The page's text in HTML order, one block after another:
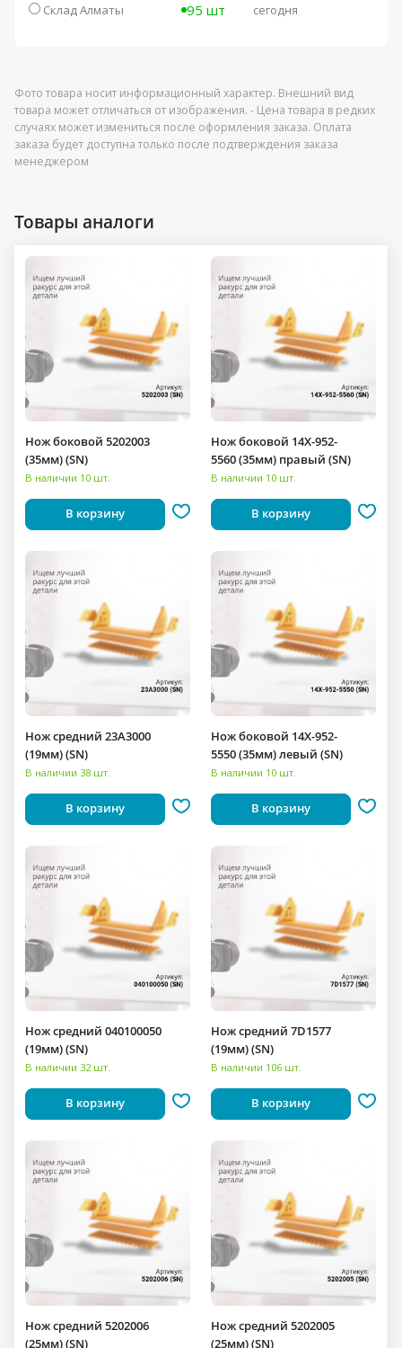
Склад Алматы 95 шт сегодня
Фото товара носит информационный характер. Внешний вид
товара может отличаться от изображения. - Цена товара в редких
случаях может измениться после оформления заказа. Оплата
заказа будет доступна только после подтверждения заказа
менеджером
Товары аналоги
Нож боковой 5202003
(35мм) (SN)
В наличии 10 шт.
В корзину
Нож боковой 14X-952-
5560 (35мм) правый (SN)
В наличии 10 шт.
В корзину
Нож средний 23A3000
(19мм) (SN)
В наличии 38 шт.
В корзину
Нож боковой 14X-952-
5550 (35мм) левый (SN)
В наличии 10 шт.
В корзину
Нож средний 040100050
(19мм) (SN)
В наличии 32 шт.
В корзину
Нож средний 7D1577
(19мм) (SN)
В наличии 106 шт.
В корзину
Нож средний 5202006
(25мм) (SN)
Нож средний 5202005
(25мм) (SN)